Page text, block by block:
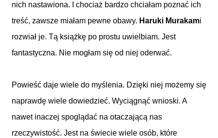
nich nastawiona. I chociaż bardzo chciałam poznać ich
treść, zawsze miałam pewne obawy. Haruki Murakami
rozwiał je. Tą książkę po prostu uwielbiam. Jest
fantastyczna. Nie mogłam się od niej oderwać.
Powieść daje wiele do myślenia. Dzięki niej możemy się
naprawdę wiele dowiedzieć. Wyciągnąć wnioski. A
nawet inaczej spoglądać na otaczającą nas
rzeczywistość. Jest na świecie wiele osób, które